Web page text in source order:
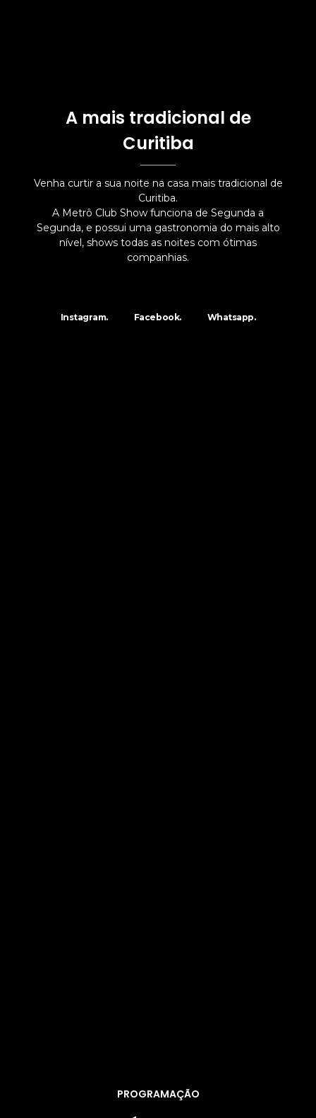
A mais tradicional de
Curitiba
Venha curtir a sua noite na casa mais tradicional de
Curitiba.
A Metrô Club Show funciona de Segunda a
Segunda, e possui uma gastronomia do mais alto
nível, shows todas as noites com ótimas
companhias.
Instagram. Facebook. Whatsapp.
PROGRAMAÇÃO